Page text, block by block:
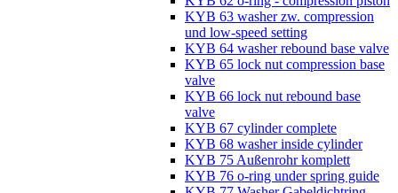
KYB 63 washer zw. compression
und low-speed setting
KYB 64 washer rebound base valve
KYB 65 lock nut compression base
valve
KYB 66 lock nut rebound base
valve
KYB 67 cylinder complete
KYB 68 washer inside cylinder
KYB 75 Außenrohr komplett
KYB 76 o-ring under spring guide